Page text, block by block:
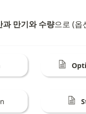
과 만기와 수량으로 (옵